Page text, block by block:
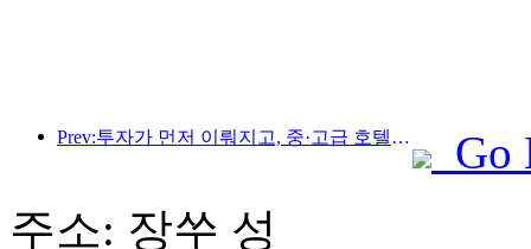
Prev:투자가 먼저 이뤄지고, 중·고급 호텔은 투기 단계를 넘어섰다.
Go
주소: 장쑤 성